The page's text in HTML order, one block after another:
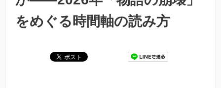
をめぐる時間軸の読み方